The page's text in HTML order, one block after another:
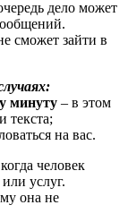
дело может
сможет зайти в
минуту – в этом
текста;
на вас.
человек
услуг.
она не